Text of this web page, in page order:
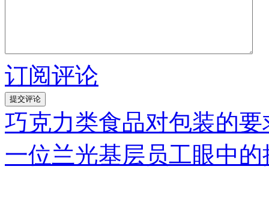
订阅评论
巧克力类食品对包装的要
一位兰光基层员工眼中的